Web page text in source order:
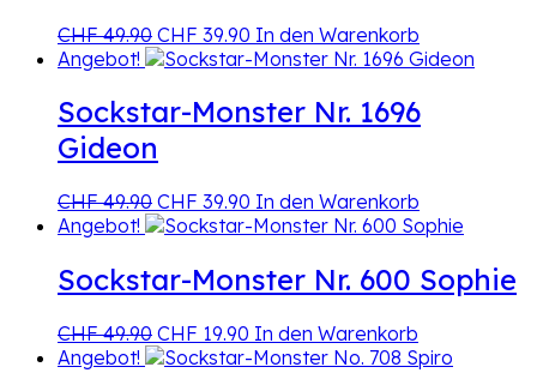
CHF49.90 Ursprünglicher
Preis
CHF 49.90
CHF 39.90 Aktueller
Preis
CHF 39.90.
In den Warenkorb
Angebot!
Sockstar-Monster Nr. 1696
Gideon
CHF49.90 Ursprünglicher
Preis
CHF 49.90
CHF 39.90 Aktueller
Preis
CHF 39.90.
In den Warenkorb
Angebot!
Sockstar-Monster Nr. 600 Sophie
CHF49.90 Ursprünglicher
Preis
CHF 19.90 Aktueller
Preis
In den Warenkorb
Angebot!